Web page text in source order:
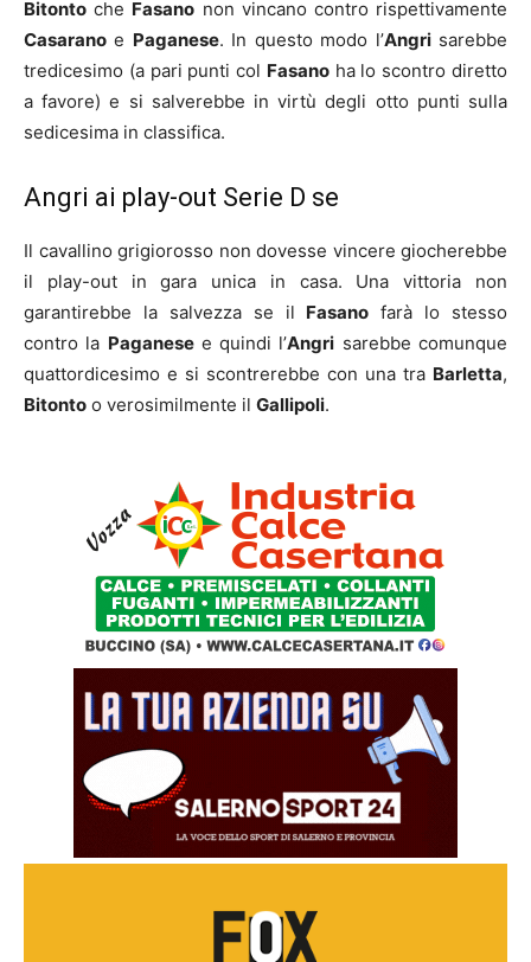
Bitonto che Fasano non vincano contro rispettivamente
Casarano e Paganese. In questo modo l’Angrisarebbe
tredicesimo (a pari punti col Fasanoha lo scontro diretto
a favore) e si salverebbe in virtù degli otto punti sulla
sedicesima in classifica.
Angri ai play-out Serie D se
Il cavallino grigiorosso non dovesse vincere giocherebbe
il play-out in gara unica in casa. Una vittoria non
garantirebbe la salvezza se il Fasano farà lo stesso
contro la Paganesee quindi l’Angri sarebbe comunque
quattordicesimo e si scontrerebbe con una tra Barletta,
Bitonto o verosimilmente il Gallipoli.